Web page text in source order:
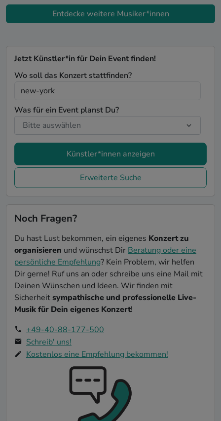
Entdecke weitere Musiker*innen
Jetzt Künstler*in für Dein Event finden!
Wo soll das Konzert stattfinden?
Was für ein Event planst Du?
Künstler*innen anzeigen
Erweiterte Suche
Noch Fragen?
Du hast Lust bekommen, ein eigenes Konzert zu
organisieren und wünschst Dir Beratung oder eine
persönliche Empfehlung? Kein Problem, wir helfen
Dir gerne! Ruf uns an oder schreibe uns eine Mail mit
Deinen Wünschen und Ideen. Wir finden mit
Sicherheitsympathische und professionelle Live-
Musik für Dein eigenes Konzert!
+49-40-88-177-500
Schreib' uns!
Kostenlos eine Empfehlung bekommen!